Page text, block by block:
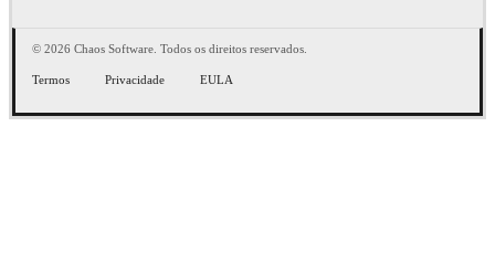
© 2026 Chaos Software. Todos os direitos reservados.
Termos Privacidade EULA